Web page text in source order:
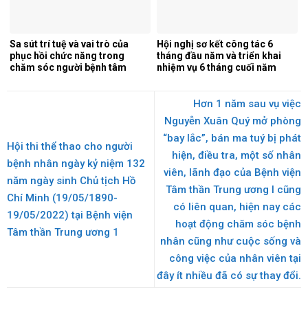
Sa sút trí tuệ và vai trò của
phục hồi chức năng trong
chăm sóc người bệnh tâm
Hội nghị sơ kết công tác 6
tháng đầu năm và triển khai
nhiệm vụ 6 tháng cuối năm
Hội thi thể thao cho người
bệnh nhân ngày kỷ niệm 132
năm ngày sinh Chủ tịch Hồ
Chí Minh (19/05/1890-
19/05/2022) tại Bệnh viện
Tâm thần Trung ương 1
Hơn 1 năm sau vụ việc
Nguyễn Xuân Quý mở phòng
“bay lắc”, bán ma tuý bị phát
hiện, điều tra, một số nhân
viên, lãnh đạo của Bệnh viện
Tâm thần Trung ương I cũng
có liên quan, hiện nay các
hoạt động chăm sóc bệnh
nhân cũng như cuộc sống và
công việc của nhân viên tại
đây ít nhiều đã có sự thay đổi.